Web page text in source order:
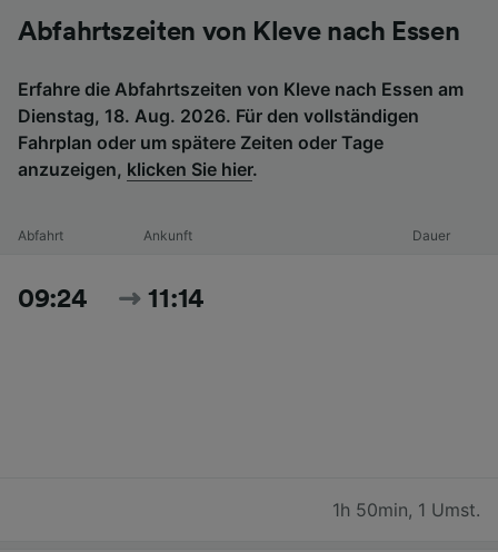
Abfahrtszeiten von Kleve nach Essen
Erfahre die Abfahrtszeiten von Kleve nach Essen am
Dienstag, 18. Aug. 2026. Für den vollständigen
Fahrplan oder um spätere Zeiten oder Tage
anzuzeigen, klicken Sie hier.
Abfahrt Ankunft Dauer
09:24 11:14
1h 50min, 1 Umst.